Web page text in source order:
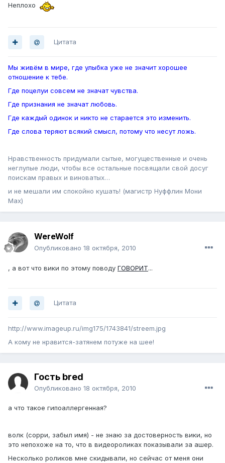
Неплохо
Цитата
Мы живём в мире, где улыбка уже не значит хорошее
отношение к тебе.
Где поцелуи совсем не значат чувства.
Где признания не значат любовь.
Где каждый одинок и никто не старается это изменить.
Где слова теряют всякий смысл, потому что несут ложь.
Нравственность придумали сытые, могущественные и очень
неглупые люди, чтобы все остальные посвящали свой досуг
поискам правых и виноватых…
и не мешали им спокойно кушать! (магистр Нуффлин Мони
Мах)
WereWolf
Опубликовано 18 октября, 2010
, а вот что вики по этому поводу ГОВОРИТ...
Цитата
http://www.imageup.ru/img175/1743841/streem.jpg
А кому не нравится-затянем потуже на шее!
Гость bred
Опубликовано 18 октября, 2010
а что такое гипоаллергенная?
волк (сорри, забыл имя) - не знаю за достоверность вики, но
это непохоже на то, что в видеороликах показывали за ашер.
Несколько роликов мне скидывали, но сейчас от меня они